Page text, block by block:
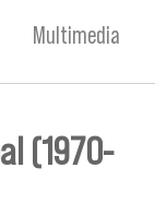
Multimedia
(1970-